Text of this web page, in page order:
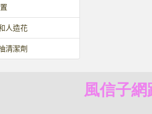
人造花
清潔劑
風信子網